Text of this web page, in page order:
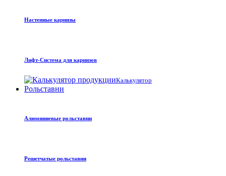
Настенные карнизы
Лифт-Система для карнизов
Калькулятор
Рольставни
Алюминиевые рольставни
Решетчатые рольставни